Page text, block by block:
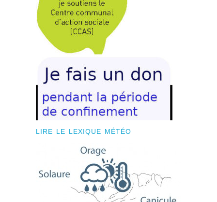
LIRE LE LEXIQUE MÉTÉO